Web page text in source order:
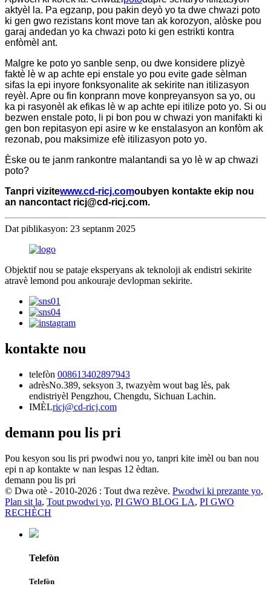
aktyèl la. Pa egzanp, pou pakin deyò yo ta dwe chwazi poto
ki gen gwo rezistans kont move tan ak korozyon, alòske pou
garaj andedan yo ka chwazi poto ki gen estrikti kontra
enfòmèl ant.
Malgre ke poto yo sanble senp, ou dwe konsidere plizyè
faktè lè w ap achte epi enstale yo pou evite gade sèlman
sifas la epi inyore fonksyonalite ak sekirite nan itilizasyon
reyèl. Apre ou fin konprann move konpreyansyon sa yo, ou
ka pi rasyonèl ak efikas lè w ap achte epi itilize poto yo. Si ou
bezwen enstale poto, li pi bon pou w chwazi yon manifakti ki
gen bon repitasyon epi asire w ke enstalasyon an konfòm ak
rezonab, pou maksimize efè itilizasyon poto yo.
Èske ou te janm rankontre malantandi sa yo lè w ap chwazi
poto?
Tanpri vizitewww.cd-ricj.comoubyen kontakte ekip nou
an nancontact ricj@cd-ricj.com.
Dat piblikasyon: 23 septanm 2025
Objektif nou se pataje eksperyans ak teknoloji ak endistri sekirite
atravè lemond pou ankouraje devlopman sekirite.
kontakte nou
telefòn 008613402897943
adrèsNo.389, seksyon 3, twazyèm wout bag lès, pak
endistriyèl Pengzhou, Chengdu, Sichuan Lachin.
IMÈLricj@cd-ricj.com
demann pou lis pri
Pou kesyon sou lis pri pwodwi nou yo, tanpri kite imèl ou ban nou
epi n ap kontakte w nan lespas 12 èdtan.
demann pou lis pri
© Dwa otè - 2010-2026 : Tout dwa rezève. Pwodwi ki prezante yo,
Plan sit la, Tout pwodwi yo, PI GWO BLOG LA, PI GWO
RECHÈCH
Telefòn
Telefòn